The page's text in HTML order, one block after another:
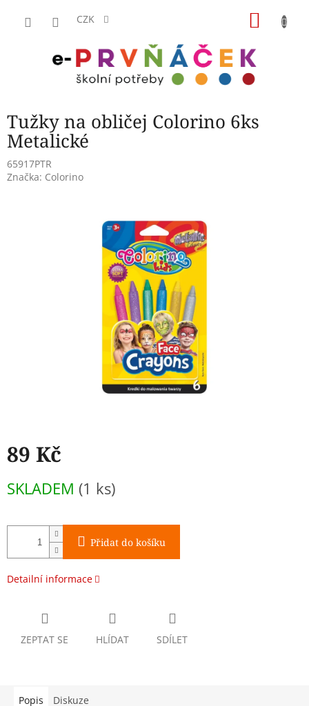
CZK
Tužky na obličej Colorino 6ks
Metalické
65917PTR
Značka: Colorino
89 Kč
cena:
SKLADEM (1 ks)
Přidat do košíku
Detailní informace
ZEPTAT SE HLÍDAT SDÍLET
Popis Diskuze